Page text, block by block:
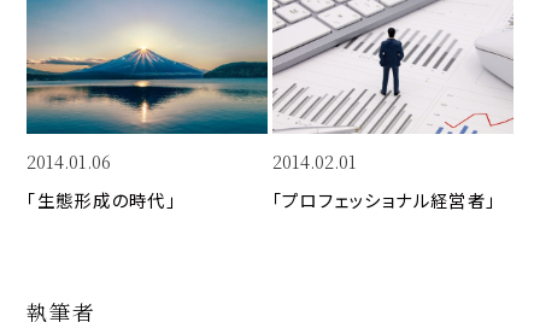
k o
k
n
2014.01.06
「生態形成の時代」
2014.02.01
「プロフェッショナル経営者」
執筆者